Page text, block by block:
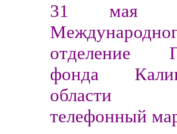
31 мая
отделение
фонда
области
телефонный